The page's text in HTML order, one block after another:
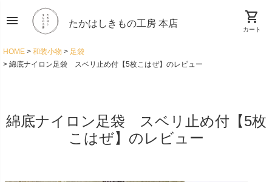
menu たかはしきもの工房 本店 shopping_cart
カート
HOME 和装小物
足袋
綿底ナイロン足袋 スベリ止め付【5枚こはぜ】のレビュー
綿底ナイロン足袋 スベリ止め付【5枚
こはぜ】のレビュー